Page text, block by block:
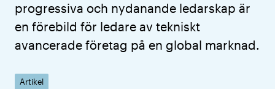
progressiva och nydanande ledarskap är
en förebild för ledare av tekniskt
avancerade företag på en global marknad.
Artikel